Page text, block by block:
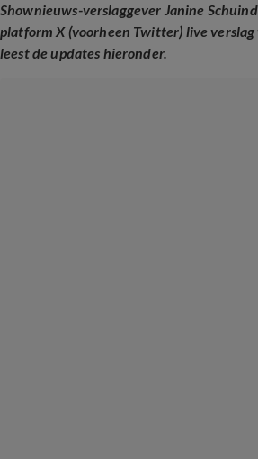
Shownieuws-verslaggever Janine
platform X (voorheen Twitter) live verslag
leest de updates hieronder.